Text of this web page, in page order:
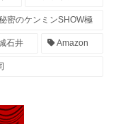
密のケンミンSHOW極
石井 Amazon